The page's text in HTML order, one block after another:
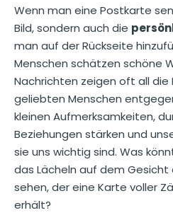
Wenn man eine Postkarte
Bild, sondern auch die
man auf der Rückseite
Menschen schätzen schöne
Nachrichten zeigen oft all die
geliebten Menschen
kleinen Aufmerksamkeiten,
Beziehungen stärken und
sie uns wichtig sind. Was
das Lächeln auf dem Gesicht
sehen, der eine Karte voller
erhält?